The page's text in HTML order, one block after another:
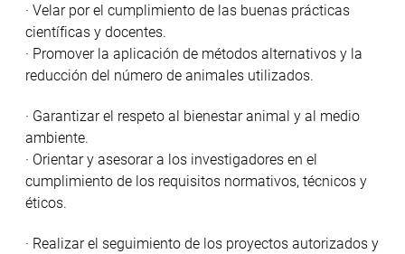
· Velar por el cumplimiento de las buenas prácticas
científicas y docentes.
· Promover la aplicación de métodos alternativos y la
reducción del número de animales utilizados.
· Garantizar el respeto al bienestar animal y al medio
ambiente.
· Orientar y asesorar a los investigadores en el
cumplimiento de los requisitos normativos, técnicos y
éticos.
· Realizar el seguimiento de los proyectos autorizados y